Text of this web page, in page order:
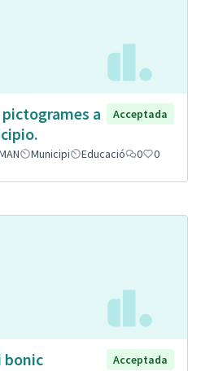
a
Acceptada
Municipi Educació 0 0
bonic
Acceptada